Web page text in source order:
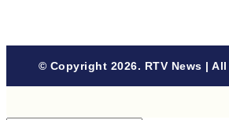
© Copyright 2026. RTV News |